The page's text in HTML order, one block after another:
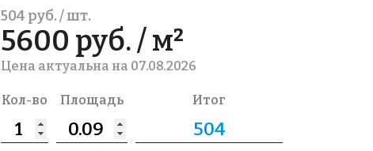
504 руб. / шт.
5600 руб. / м²
Цена актуальна на 07.08.2026
Кол-во Площадь Итог